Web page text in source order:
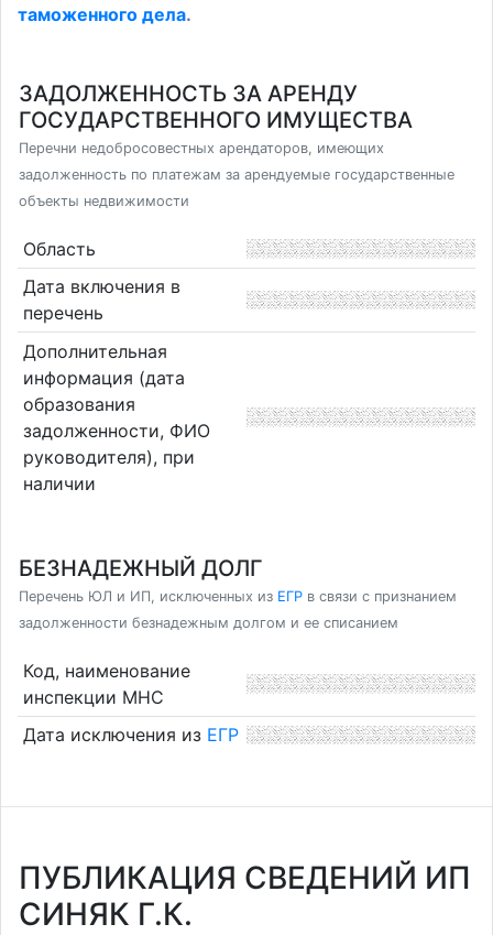
таможенного дела.
ЗАДОЛЖЕННОСТЬ ЗА АРЕНДУ
ГОСУДАРСТВЕННОГО ИМУЩЕСТВА
Перечни недобросовестных арендаторов, имеющих
задолженность по платежам за арендуемые государственные
объекты недвижимости
Область
Дата включения в
перечень
Дополнительная
информация (дата
образования
задолженности, ФИО
руководителя), при
наличии
БЕЗНАДЕЖНЫЙ ДОЛГ
Перечень ЮЛ и ИП, исключенных из ЕГР в связи с признанием
задолженности безнадежным долгом и ее списанием
Код, наименование
инспекции МНС
Дата исключения из ЕГР
ПУБЛИКАЦИЯ СВЕДЕНИЙ ИП
СИНЯК Г.К.